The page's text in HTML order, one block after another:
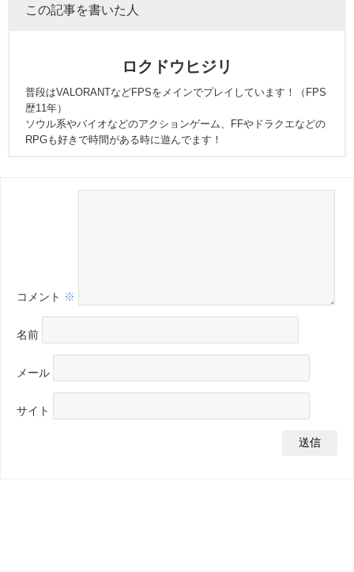
この記事を書いた人
ロクドウヒジリ
普段はVALORANTなどFPSをメインでプレイしています！（FPS
歴11年）
ソウル系やバイオなどのアクションゲーム、FFやドラクエなどの
RPGも好きで時間がある時に遊んでます！
コメント ※
名前
メール
サイト